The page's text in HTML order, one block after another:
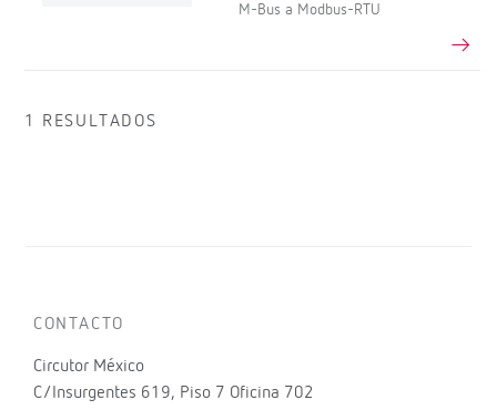
M-Bus a Modbus-RTU
1 RESULTADOS
CONTACTO
Circutor México
C/Insurgentes 619, Piso 7 Oficina 702